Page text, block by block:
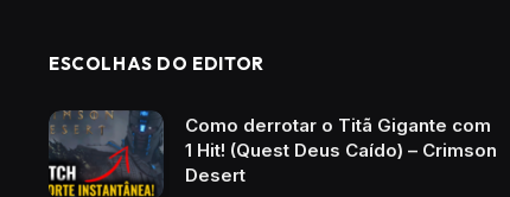
ESCOLHAS DO EDITOR
Como derrotar o Titã Gigante com
1 Hit! (Quest Deus Caído) – Crimson
Desert